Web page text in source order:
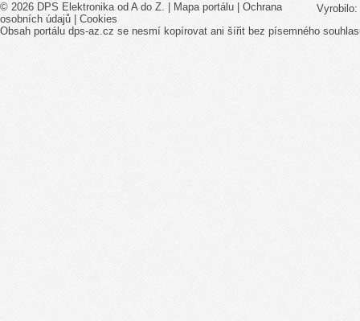
Vyrobilo:
© 2026 DPS Elektronika od A do Z. | Mapa portálu
Ochrana
osobních údajů
Cookies
Obsah portálu dps-az.cz se nesmí kopírovat ani šířit bez písemného